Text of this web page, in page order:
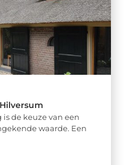
de keuze van een
waarde. Een